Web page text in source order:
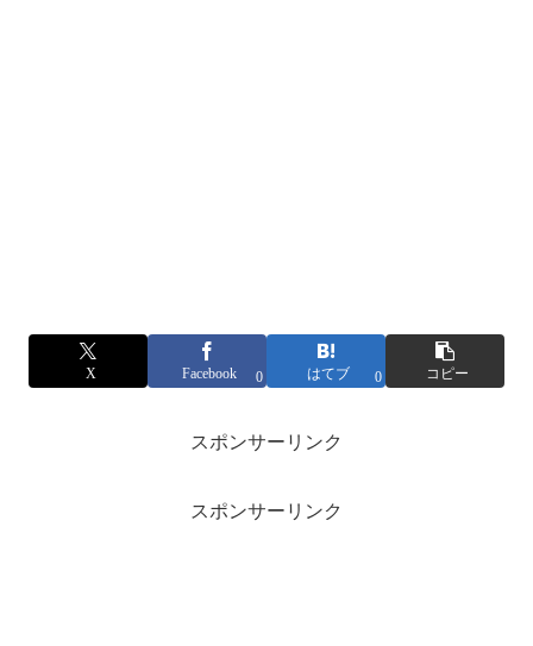
X Facebook 0 はてブ 0 コピー
スポンサーリンク
スポンサーリンク